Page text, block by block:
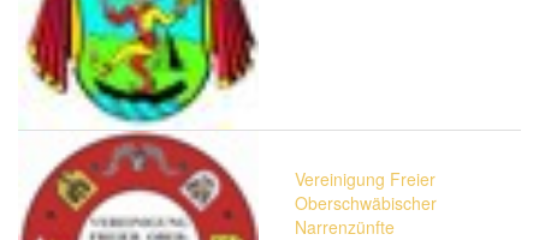
Vereinigung Freier
Oberschwäbischer
Narrenzünfte